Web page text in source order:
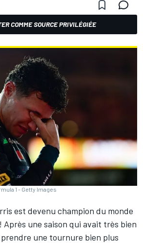
COMME SOURCE PRIVILÉGIÉE
1 - Getty Images
est devenu champion du monde
Après une saison qui avait très bien
une tournure bien plus